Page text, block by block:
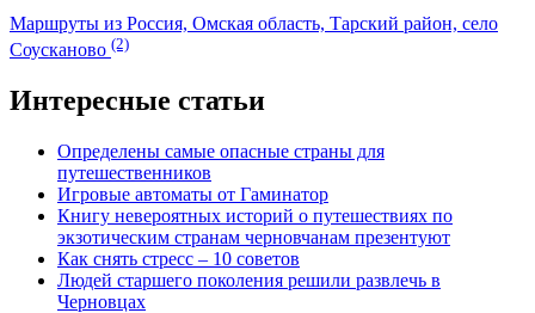
Маршруты из Россия, Омская область, Тарский район, село
Соусканово (2)
Интересные статьи
Определены самые опасные страны для
путешественников
Игровые автоматы от Гаминатор
Книгу невероятных историй о путешествиях по
экзотическим странам черновчанам презентуют
Как снять стресс – 10 советов
Людей старшего поколения решили развлечь в
Черновцах